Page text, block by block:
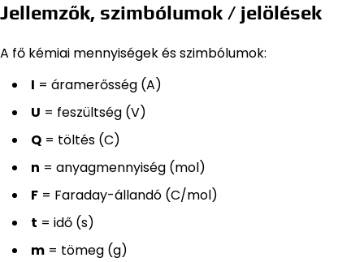
Jellemzők, szimbólumok / jelölések
A fő kémiai mennyiségek és szimbólumok:
I = áramerősség (A)
U = feszültség (V)
Q = töltés (C)
n = anyagmennyiség (mol)
F = Faraday-állandó (C/mol)
t = idő (s)
m = tömeg (g)